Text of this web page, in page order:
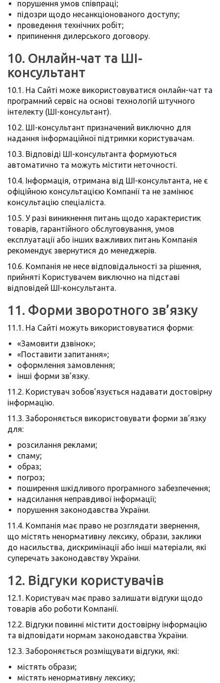
порушення умов співпраці;
підозри щодо несанкціонованого доступу;
проведення технічних робіт;
припинення дилерського договору.
10. Онлайн-чат та ШІ-
консультант
10.1. На Сайті може використовуватися онлайн-чат та
програмний сервіс на основі технологій штучного
інтелекту (ШІ-консультант).
10.2. ШІ-консультант призначений виключно для
надання інформаційної підтримки користувачам.
10.3. Відповіді ШІ-консультанта формуються
автоматично та можуть містити неточності.
10.4. Інформація, отримана від ШІ-консультанта, не є
офіційною консультацією Компанії та не замінює
консультацію спеціаліста.
10.5. У разі виникнення питань щодо характеристик
товарів, гарантійного обслуговування, умов
експлуатації або інших важливих питань Компанія
рекомендує звернутися до менеджерів.
10.6. Компанія не несе відповідальності за рішення,
прийняті Користувачем виключно на підставі
відповідей ШІ-консультанта.
11. Форми зворотного зв’язку
11.1. На Сайті можуть використовуватися форми:
«Замовити дзвінок»;
«Поставити запитання»;
оформлення замовлення;
інші форми зв’язку.
11.2. Користувач зобов’язується надавати достовірну
інформацію.
11.3. Забороняється використовувати форми зв’язку
для:
розсилання реклами;
спаму;
образ;
погроз;
поширення шкідливого програмного забезпечення;
надсилання неправдивої інформації;
порушення законодавства України.
11.4. Компанія має право не розглядати звернення,
що містять ненормативну лексику, образи, заклики
до насильства, дискримінації або інші матеріали, які
суперечать законодавству України.
12. Відгуки користувачів
12.1. Користувач має право залишати відгуки щодо
товарів або роботи Компанії.
12.2. Відгуки повинні містити достовірну інформацію
та відповідати нормам законодавства України.
12.3. Забороняється розміщувати відгуки, які:
містять образи;
містять ненормативну лексику;